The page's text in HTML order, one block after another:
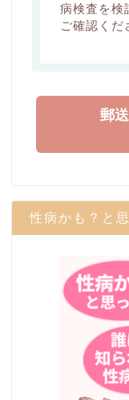
病検査を検
ご確認くだ
郵
性病かも？と